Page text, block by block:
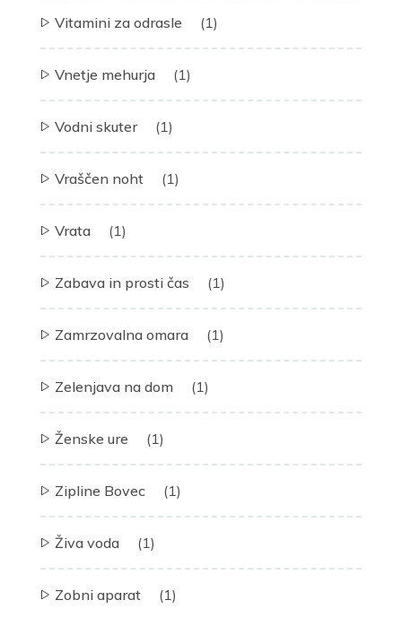
Vitamini za odrasle (1)
Vnetje mehurja (1)
Vodni skuter (1)
Vraščen noht (1)
Vrata (1)
Zabava in prosti čas (1)
Zamrzovalna omara (1)
Zelenjava na dom (1)
Ženske ure (1)
Zipline Bovec (1)
Živa voda (1)
Zobni aparat (1)